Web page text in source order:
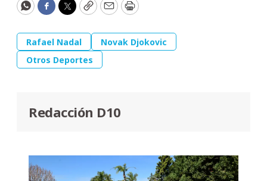
WhatsApp
Facebook
Twitter
CopyEmailPrint
Rafael Nadal
Novak Djokovic
Otros Deportes
Redacción D10